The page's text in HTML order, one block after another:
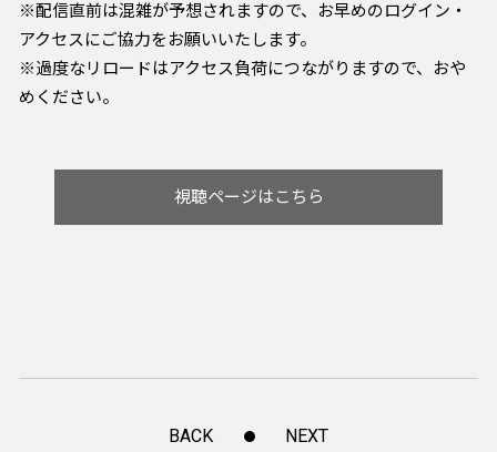
※配信直前は混雑が予想されますので、お早めのログイン・
アクセスにご協力をお願いいたします。
​​​​​※過度なリロードはアクセス負荷につながりますので、おや
めください。
視聴ページはこちら
BACK NEXT